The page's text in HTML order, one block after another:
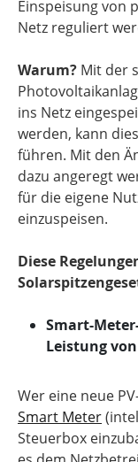
Einspeisung von
Netz reguliert
Warum? Mit der
ins Netz
werden, kann
führen. Mit den
dazu angeregt
für die eigene
einzuspeisen.
Diese
Smart-
Leistung
Wer eine neue
Smart Meter
Steuerbox